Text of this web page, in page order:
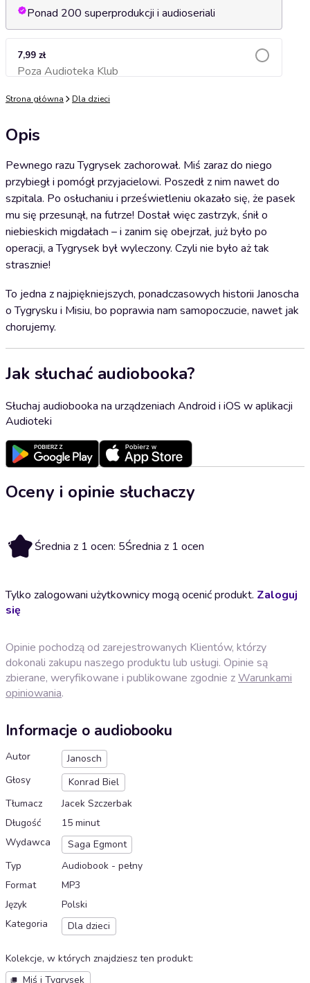
Ponad 200 superprodukcji i audioseriali
7,99 zł
Poza Audioteka KlubDodaj do koszyka
Strona główna Dla dzieci
Opis
Pewnego razu Tygrysek zachorował. Miś zaraz do niego
przybiegł i pomógł przyjacielowi. Poszedł z nim nawet do
szpitala. Po osłuchaniu i prześwietleniu okazało się, że pasek
mu się przesunął, na futrze! Dostał więc zastrzyk, śnił o
niebieskich migdałach – i zanim się obejrzał, już było po
operacji, a Tygrysek był wyleczony. Czyli nie było aż tak
strasznie!
To jedna z najpiękniejszych, ponadczasowych historii Janoscha
o Tygrysku i Misiu, bo poprawia nam samopoczucie, nawet jak
chorujemy.
Jak słuchać audiobooka?
Słuchaj audiobooka na urządzeniach Android i iOS w aplikacji
Audioteki
Oceny i opinie słuchaczy
5 Średnia z 1 ocen: 5Średnia z 1 ocen
Tylko zalogowani użytkownicy mogą ocenić produkt. Zaloguj
się
Opinie pochodzą od zarejestrowanych Klientów, którzy
dokonali zakupu naszego produktu lub usługi. Opinie są
zbierane, weryfikowane i publikowane zgodnie zWarunkami
opiniowania.
Informacje o audiobooku
Autor
Janosch
Głosy
Konrad Biel
Tłumacz
Jacek Szczerbak
Długość
15 minut
Wydawca
Saga Egmont
Typ
Audiobook - pełny
Format
MP3
Język
Polski
Kategoria
Dla dzieci
Kolekcje, w których znajdziesz ten produkt:
Miś i Tygrysek